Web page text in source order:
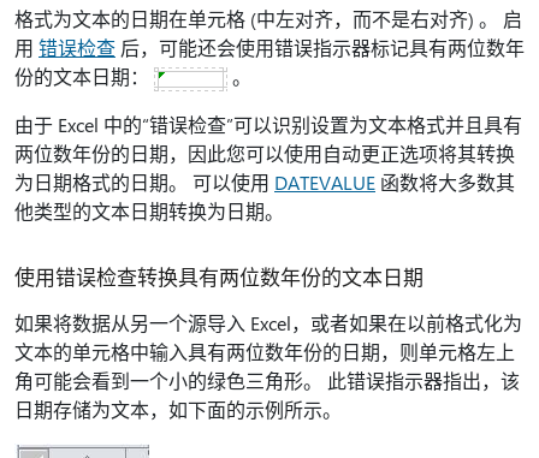
格式为文本的日期在单元格 (中左对齐，而不是右对齐) 。 启
用 错误检查 后，可能还会使用错误指示器标记具有两位数年
份的文本日期：
。
由于 Excel 中的“错误检查”可以识别设置为文本格式并且具有
两位数年份的日期，因此您可以使用自动更正选项将其转换
为日期格式的日期。 可以使用 DATEVALUE 函数将大多数其
他类型的文本日期转换为日期。
使用错误检查转换具有两位数年份的文本日期
如果将数据从另一个源导入 Excel，或者如果在以前格式化为
文本的单元格中输入具有两位数年份的日期，则单元格左上
角可能会看到一个小的绿色三角形。 此错误指示器指出，该
日期存储为文本，如下面的示例所示。